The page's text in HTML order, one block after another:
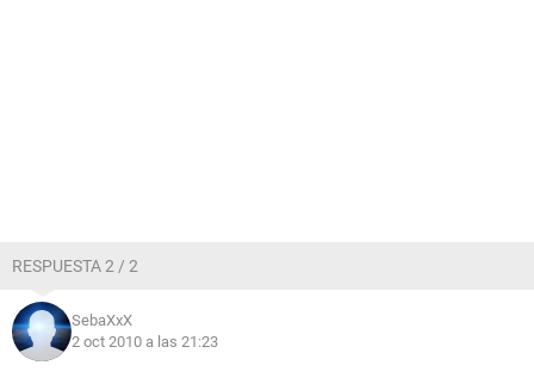
RESPUESTA 2 / 2
SebaXxX
2 oct 2010 a las 21:23